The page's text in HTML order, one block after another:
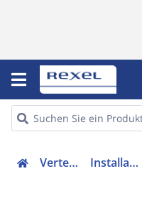
Verteiler Installation